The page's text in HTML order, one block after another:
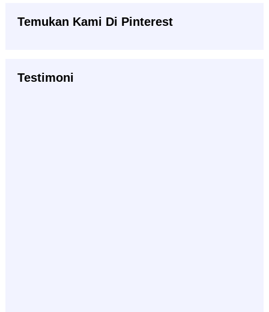
Temukan Kami Di Pinterest
Testimoni